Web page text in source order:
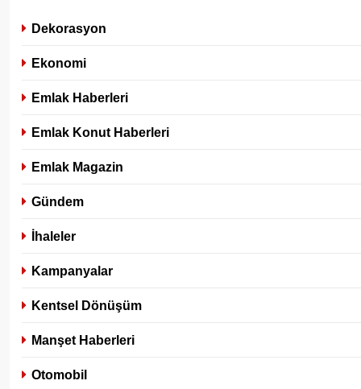
Dekorasyon
Ekonomi
Emlak Haberleri
Emlak Konut Haberleri
Emlak Magazin
Gündem
İhaleler
Kampanyalar
Kentsel Dönüşüm
Manşet Haberleri
Otomobil